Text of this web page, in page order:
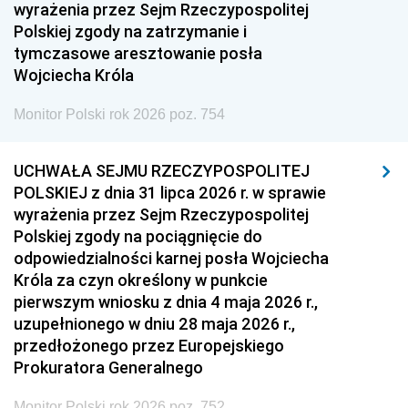
1951 1950 1949
1948 1947
1939
wyrażenia przez Sejm Rzeczypospolitej
Polskiej zgody na zatrzymanie i
tymczasowe aresztowanie posła
Wojciecha Króla
Monitor Polski rok 2026 poz. 754
UCHWAŁA SEJMU RZECZYPOSPOLITEJ
POLSKIEJ z dnia 31 lipca 2026 r. w sprawie
wyrażenia przez Sejm Rzeczypospolitej
Polskiej zgody na pociągnięcie do
odpowiedzialności karnej posła Wojciecha
Króla za czyn określony w punkcie
pierwszym wniosku z dnia 4 maja 2026 r.,
uzupełnionego w dniu 28 maja 2026 r.,
przedłożonego przez Europejskiego
Prokuratora Generalnego